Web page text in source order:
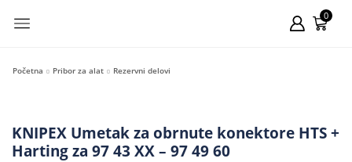
0
Početna Pribor za alat Rezervni delovi
KNIPEX Umetak za obrnute konektore HTS +
Harting za 97 43 XX – 97 49 60